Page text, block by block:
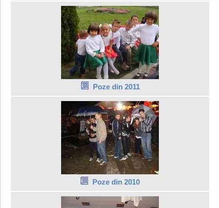
Poze din 2011
Poze din 2010